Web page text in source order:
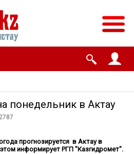
понедельник в Актау
2787
прогнозируется в Актау в
информирует РГП "Казгидромет".